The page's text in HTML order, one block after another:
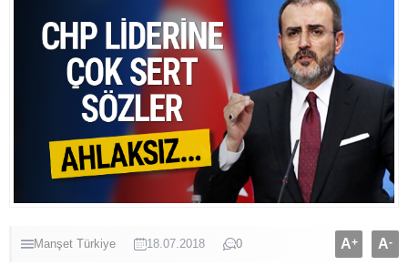
Manşet Türkiye 18.07.2018 0 A+ A-